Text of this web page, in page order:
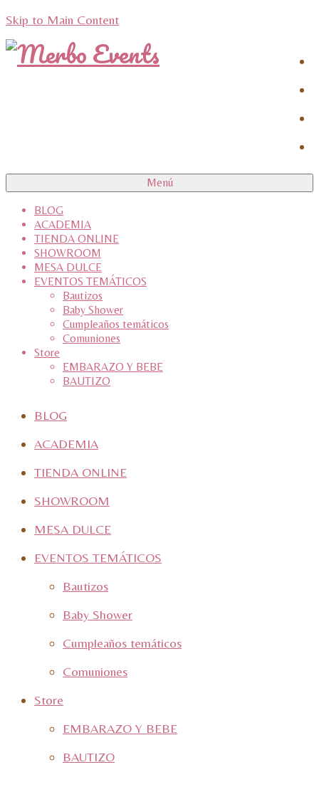
Skip to Main Content
Menú
BLOG
ACADEMIA
TIENDA ONLINE
SHOWROOM
MESA DULCE
EVENTOS TEMÁTICOS
Bautizos
Baby Shower
Cumpleaños temáticos
Comuniones
Store
EMBARAZO Y BEBE
BAUTIZO
BLOG
ACADEMIA
TIENDA ONLINE
SHOWROOM
MESA DULCE
EVENTOS TEMÁTICOS
Bautizos
Baby Shower
Cumpleaños temáticos
Comuniones
Store
EMBARAZO Y BEBE
BAUTIZO